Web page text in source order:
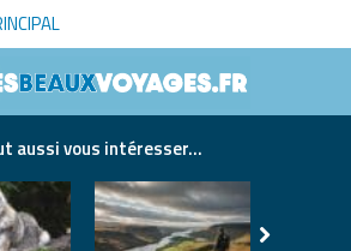
aussi vous intéresser...